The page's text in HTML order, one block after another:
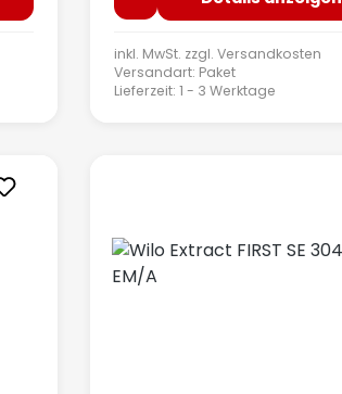
inkl. MwSt. zzgl. Versandkosten
Versandart: Paket
Lieferzeit: 1 - 3 Werktage